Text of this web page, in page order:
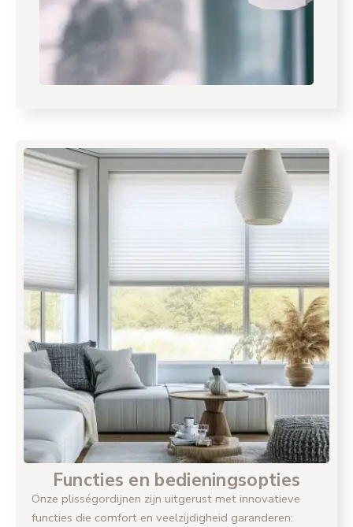
Functies en bedieningsopties
Onze plisségordijnen zijn uitgerust met innovatieve
functies die comfort en veelzijdigheid garanderen: